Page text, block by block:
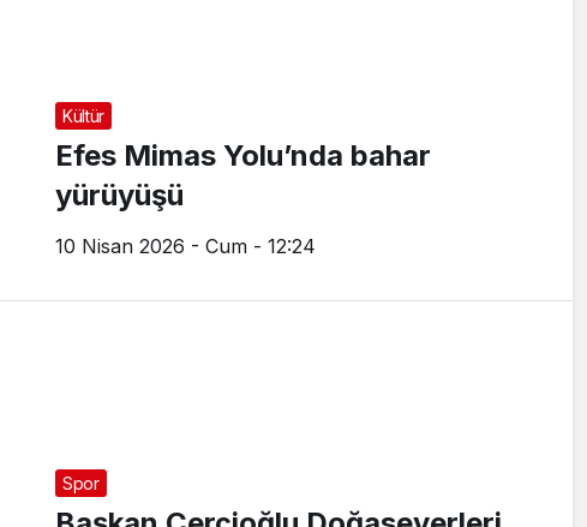
Kültür
Efes Mimas Yolu’nda bahar
yürüyüşü
10 Nisan 2026 - Cum - 12:24
Spor